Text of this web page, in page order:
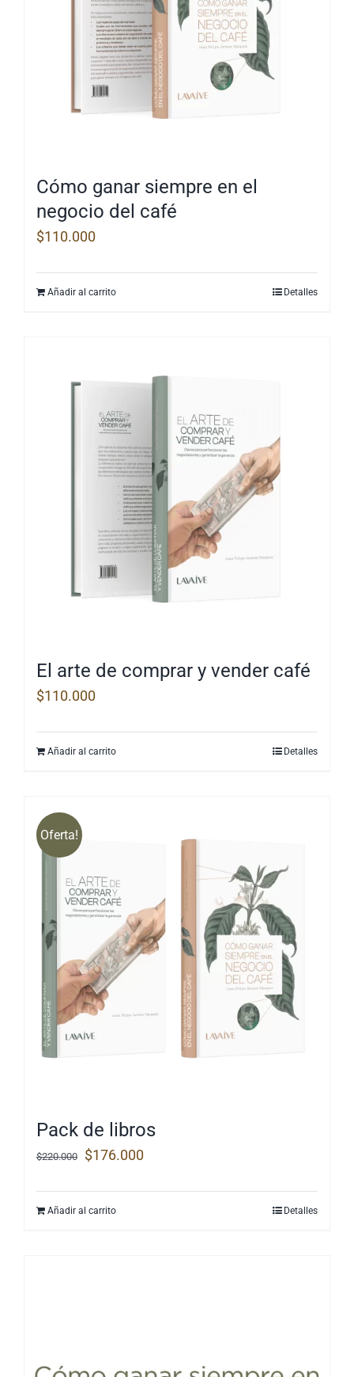
pueden
elegir
en
página
Cómo ganar siempre en el
negocio del café
$110.000
Añadir al carrito Detalles
El arte de comprar y vender café
$110.000
Añadir al carrito Detalles
Oferta!
Pack de libros
$220.000
El
original
$176.000
Añadir al carrito Detalles